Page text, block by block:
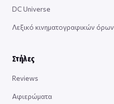
DC Universe
Λεξικό κινηματογραφικών όρων
Στήλες
Reviews
Αφιερώματα